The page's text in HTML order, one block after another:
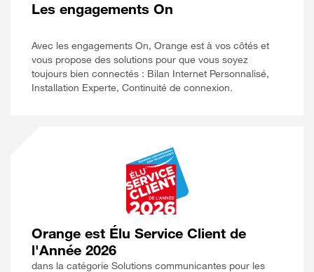
Les engagements On
Avec les engagements On, Orange est à vos côtés et
vous propose des solutions pour que vous soyez
toujours bien connectés : Bilan Internet Personnalisé,
Installation Experte, Continuité de connexion.
Orange est Élu Service Client de
l'Année 2026
dans la catégorie Solutions communicantes pour les